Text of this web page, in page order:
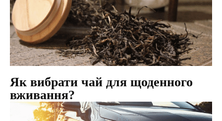
Як вибрати чай для щоденного
вживання?